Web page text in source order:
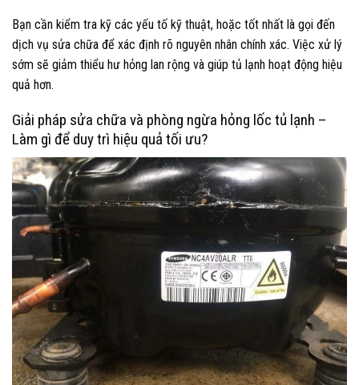
Bạn cần kiểm tra kỹ các yếu tố kỹ thuật, hoặc tốt nhất là gọi đến
dịch vụ sửa chữa để xác định rõ nguyên nhân chính xác. Việc xử lý
sớm sẽ giảm thiểu hư hỏng lan rộng và giúp tủ lạnh hoạt động hiệu
quả hơn.
Giải pháp sửa chữa và phòng ngừa hỏng lốc tủ lạnh –
Làm gì để duy trì hiệu quả tối ưu?